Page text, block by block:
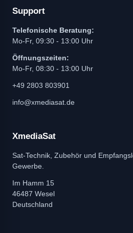
Support
Telefonische Beratung:
Mo-Fr, 09:30 - 13:00 Uhr
Öffnungszeiten:
Mo-Fr, 08:30 - 13:00 Uhr
+49 2803 803901
info@xmediasat.de
XmediaSat
Sat-Technik, Zubehör und
Gewerbe.
Im Hamm 15
46487 Wesel
Deutschland